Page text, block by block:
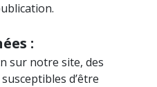
:
sur notre site, des
d’être